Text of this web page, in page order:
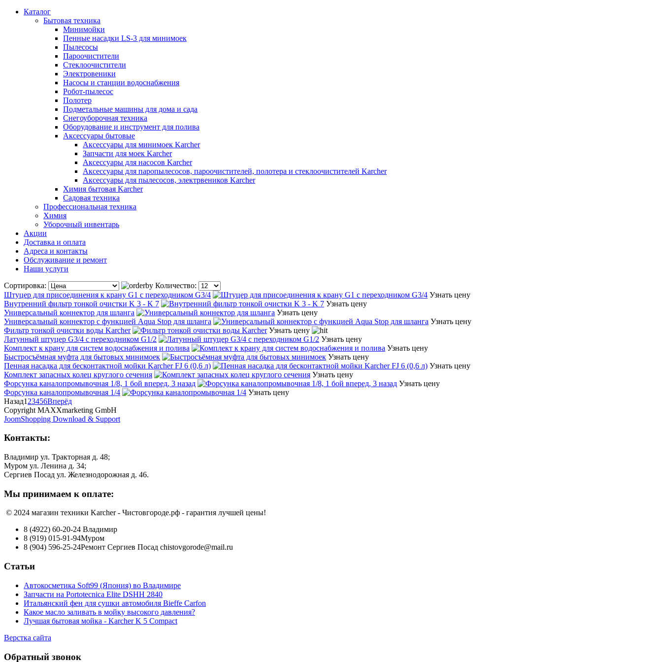
Каталог
Бытовая техника
Минимойки
Пенные насадки LS-3 для минимоек
Пылесосы
Пароочистители
Стеклоочистители
Электровеники
Насосы и станции водоснабжения
Робот-пылесос
Полотер
Подметальные машины для дома и сада
Снегоуборочная техника
Оборудование и инструмент для полива
Аксессуары бытовые
Аксессуары для минимоек Karcher
Запчасти для моек Karcher
Аксессуары для насосов Karcher
Аксессуары для паропылесосов, пароочистителей, полотера и стеклоочистителей Karcher
Аксессуары для пылесосов, электрвеников Karcher
Химия бытовая Karcher
Садовая техника
Профессиональная техника
Химия
Уборочный инвентарь
Акции
Доставка и оплата
Адреса и контакты
Обслуживание и ремонт
Наши услуги
Сортировка:
Количество:
Штуцер для присоединения к крану G1 с переходником G3/4
Узнать цену
Внутренний фильтр тонкой очистки K 3 - K 7
Узнать цену
Универсальный коннектор для шланга
Узнать цену
Универсальный коннектор с функцией Aqua Stop для шланга
Узнать цену
Фильтр тонкой очистки воды Karcher
Узнать цену
Латунный штуцер G3/4 с переходником G1/2
Узнать цену
Комплект к крану для систем водоснабжения и полива
Узнать цену
Быстросъёмная муфта для бытовых минимоек
Узнать цену
Пенная насадка для бесконтактной мойки Karcher FJ 6 (0,6 л)
Узнать цену
Комплект запасных колец круглого сечения
Узнать цену
Форсунка каналопромывочная 1/8, 1 бой вперед, 3 назад
Узнать цену
Форсунка каналопромывочная 1/4
Узнать цену
Назад1 23456Вперёд
Copyright MAXXmarketing GmbH
JoomShopping Download & Support
Контакты:
Владимир ул. Тракторная д. 48;
Муром ул. Ленина д. 34;
Сергиев Посад ул. Железнодорожная д. 46.
Мы принимаем к оплате:
© 2024 магазин техники Karcher - Чистовгороде.рф - гарантия лучшей цены!
8 (4922) 60-20-24 Владимир
8 (919) 015-91-94Муром
8 (904) 596-25-24Ремонт Сергиев Посад chistovgorode@mail.ru
Статьи
Автокосметика Soft99 (Япония) во Владимире
Запчасти на Portotecnica Elite DSHH 2840
Итальянский фен для сушки автомобиля Bieffe Carfon
Какое масло заливать в мойку высокого давления?
Лучшая бытовая мойка - Karcher K 5 Compact
Верстка сайта
Обратный звонок